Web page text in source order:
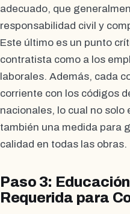
adecuado, que
responsabilidad civil y
Este último es un punto
contratista como a los
laborales. Además, cada
corriente con los códigos
nacionales, lo cual no solo
también una medida para
calidad en todas las obras.
Paso 3:
Requerida para